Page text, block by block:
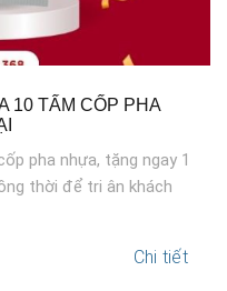
10 TẤM CỐP PHA
pha nhựa, tặng ngay 1
thời để tri ân khách
Chi tiết